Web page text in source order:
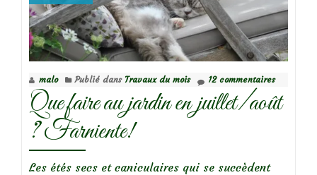
Que
faire
en
Novembre?
malo Publié dans Travaux du mois 12 commentaires
Que faire au jardin en juillet/août
? Farniente!
Les étés secs et caniculaires qui se succèdent